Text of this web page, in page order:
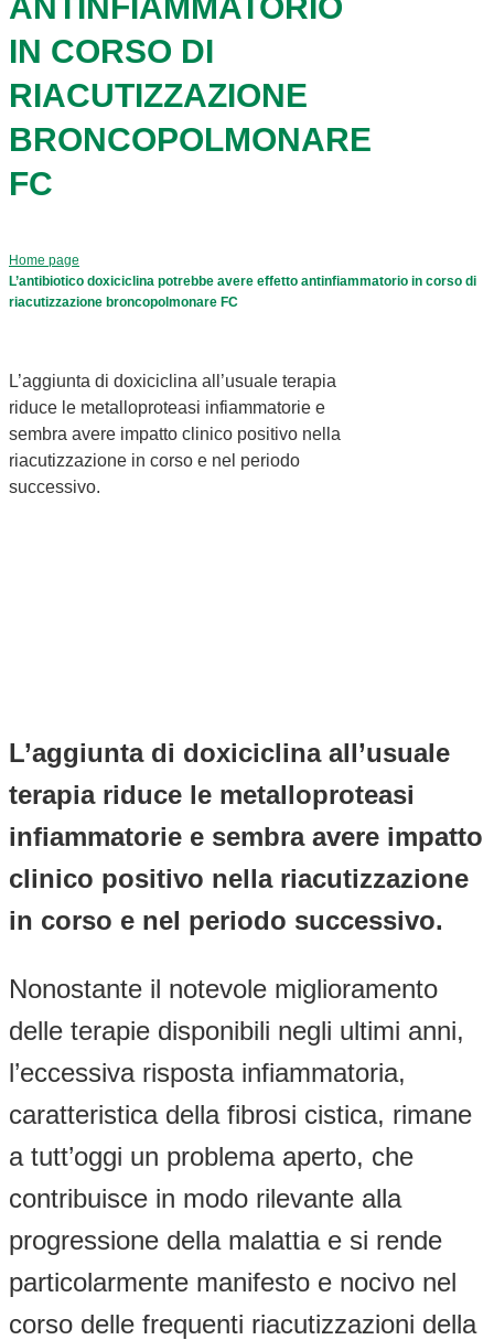
IN CORSO DI
RIACUTIZZAZIONE
BRONCOPOLMONARE
FC
Home page
L’antibiotico doxiciclina potrebbe avere effetto antinfiammatorio in corso di
riacutizzazione broncopolmonare FC
L’aggiunta di doxiciclina all’usuale terapia
riduce le metalloproteasi infiammatorie e
sembra avere impatto clinico positivo nella
riacutizzazione in corso e nel periodo
successivo.
L’aggiunta di doxiciclina all’usuale
terapia riduce le metalloproteasi
infiammatorie e sembra avere impatto
clinico positivo nella riacutizzazione
in corso e nel periodo successivo.
Nonostante il notevole miglioramento
delle terapie disponibili negli ultimi anni,
l’eccessiva risposta infiammatoria,
caratteristica della fibrosi cistica, rimane
a tutt’oggi un problema aperto, che
contribuisce in modo rilevante alla
progressione della malattia e si rende
particolarmente manifesto e nocivo nel
corso delle frequenti riacutizzazioni della